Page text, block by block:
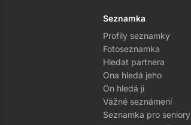
Seznamka
Profily seznamky
Fotoseznamka
Hledat partnera
Ona hledá jeho
On hledá ji
Vážné seznámení
Seznamka pro seniory